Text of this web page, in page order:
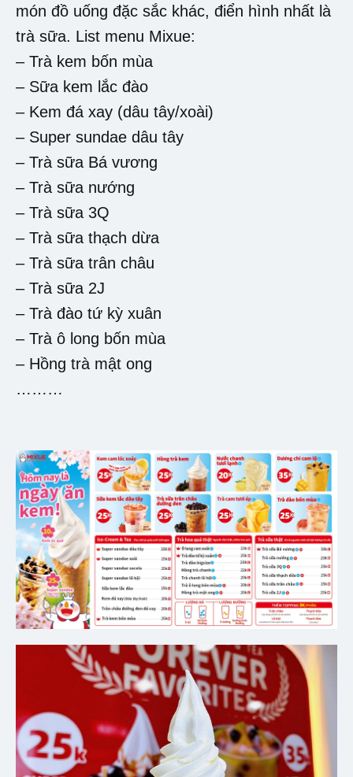
món đồ uống đặc sắc khác, điển hình nhất là
trà sữa. List menu Mixue:
– Trà kem bốn mùa
– Sữa kem lắc đào
– Kem đá xay (dâu tây/xoài)
– Super sundae dâu tây
– Trà sữa Bá vương
– Trà sữa nướng
– Trà sữa 3Q
– Trà sữa thạch dừa
– Trà sữa trân châu
– Trà sữa 2J
– Trà đào tứ kỳ xuân
– Trà ô long bốn mùa
– Hồng trà mật ong
………